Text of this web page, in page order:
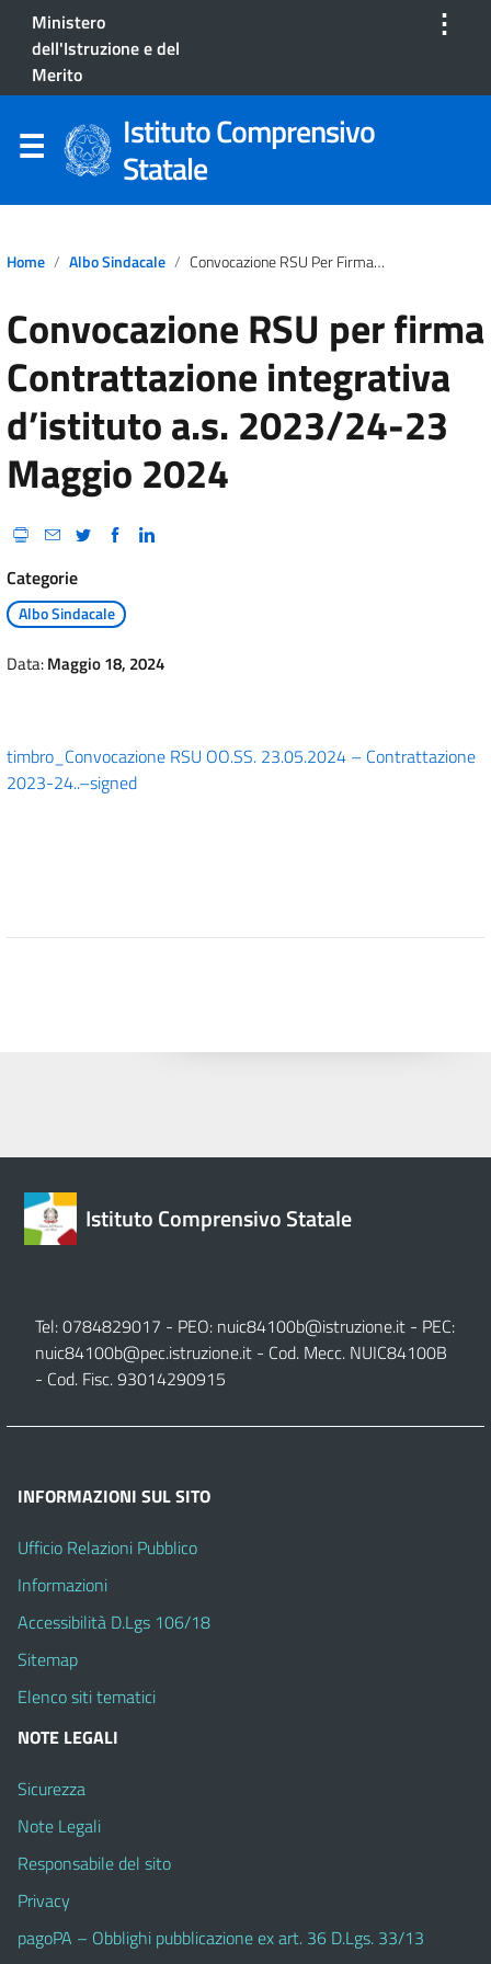
Ministero
dell'Istruzione e del
Merito
⋮
Istituto Comprensivo
Statale
Home Albo Sindacale Convocazione RSU Per Firma Contrattazione Integrativa D’istituto A.s. 2023/24-23 Maggio 2024
Convocazione RSU per firma
Contrattazione integrativa
d’istituto a.s. 2023/24-23
Maggio 2024
Categorie
Albo Sindacale
Data:Maggio 18, 2024
timbro_Convocazione RSU OO.SS. 23.05.2024 – Contrattazione
2023-24..–signed
Istituto Comprensivo Statale
Tel: 0784829017 - PEO: nuic84100b@istruzione.it - PEC:
nuic84100b@pec.istruzione.it - Cod. Mecc. NUIC84100B
- Cod. Fisc. 93014290915
INFORMAZIONI SUL SITO
Ufficio Relazioni Pubblico
Informazioni
Accessibilità D.Lgs 106/18
Sitemap
Elenco siti tematici
NOTE LEGALI
Sicurezza
Note Legali
Responsabile del sito
Privacy
pagoPA – Obblighi pubblicazione ex art. 36 D.Lgs. 33/13